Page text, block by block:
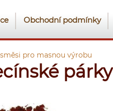
Obchodní podmínky
pro masnou výrobu
párky